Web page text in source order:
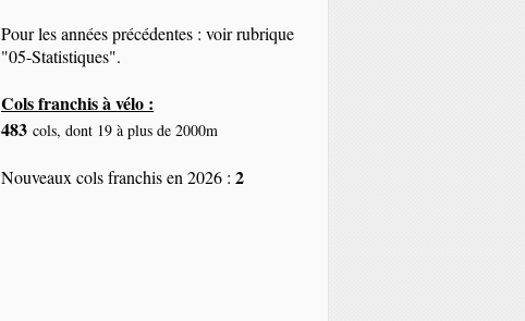
Pour les années précédentes : voir rubrique
"05-Statistiques".
Cols franchis à vélo :
483 cols, dont 19 à plus de 2000m
Nouveaux cols franchis en 2026 : 2